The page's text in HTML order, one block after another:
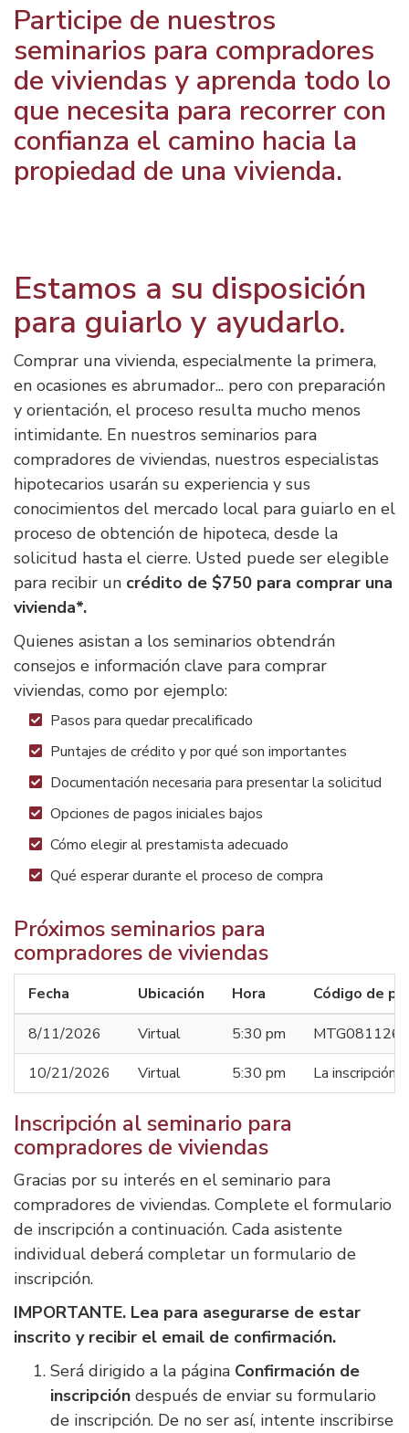
Participe de nuestros
seminarios para compradores
de viviendas y aprenda todo lo
que necesita para recorrer con
confianza el camino hacia la
propiedad de una vivienda.
Estamos a su disposición
para guiarlo y ayudarlo.
Comprar una vivienda, especialmente la primera,
en ocasiones es abrumador... pero con preparación
y orientación, el proceso resulta mucho menos
intimidante. En nuestros seminarios para
compradores de viviendas, nuestros especialistas
hipotecarios usarán su experiencia y sus
conocimientos del mercado local para guiarlo en el
proceso de obtención de hipoteca, desde la
solicitud hasta el cierre. Usted puede ser elegible
para recibir un crédito de $750 para comprar una
vivienda*.
Quienes asistan a los seminarios obtendrán
consejos e información clave para comprar
viviendas, como por ejemplo:
Pasos para quedar precalificado
Puntajes de crédito y por qué son importantes
Documentación necesaria para presentar la solicitud
Opciones de pagos iniciales bajos
Cómo elegir al prestamista adecuado
Qué esperar durante el proceso de compra
Próximos seminarios para
compradores de viviendas
Fecha Ubicación Hora
Código de
8/11/2026
Virtual 5:30 pm
MTG081126
10/21/2026
Virtual 5:30 pm La inscripción
Inscripción al seminario para
compradores de viviendas
Gracias por su interés en el seminario para
compradores de viviendas. Complete el formulario
de inscripción a continuación. Cada asistente
individual deberá completar un formulario de
inscripción.
IMPORTANTE. Lea para asegurarse de estar
inscrito y recibir el email de confirmación.
Será dirigido a la página Confirmación de
inscripción después de enviar su formulario
de inscripción. De no ser así, intente inscribirse